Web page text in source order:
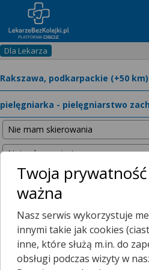
Dla Lekarza
Nie znaleźliśmy żadnych lekarzy w
zwiększyliśmy promień
Twoja
ważna
Nasz serwis wykorzystuje
innymi takie jak cookies
inne, które służą m.in. do
obsługi podczas wizyty w